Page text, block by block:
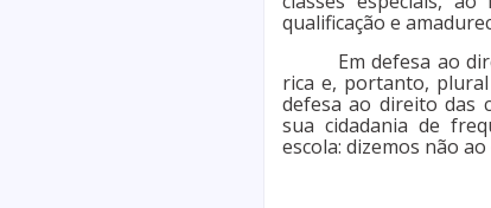
qualificação e
Em defesa ao
rica e, portanto,
defesa ao direito das
sua cidadania de
escola: dizemos não